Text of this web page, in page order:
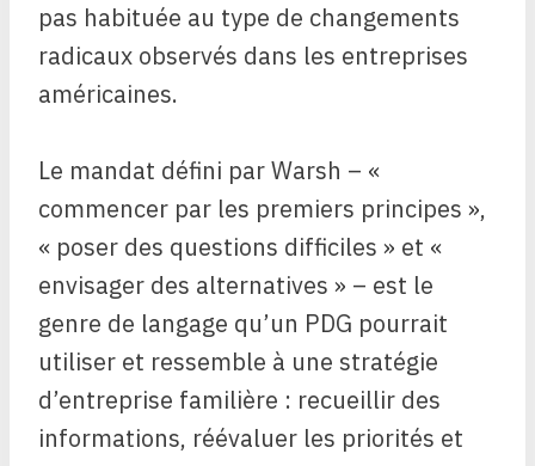
pas habituée au type de changements
radicaux observés dans les entreprises
américaines.
Le mandat défini par Warsh – «
commencer par les premiers principes »,
« poser des questions difficiles » et «
envisager des alternatives » – est le
genre de langage qu’un PDG pourrait
utiliser et ressemble à une stratégie
d’entreprise familière : recueillir des
informations, réévaluer les priorités et